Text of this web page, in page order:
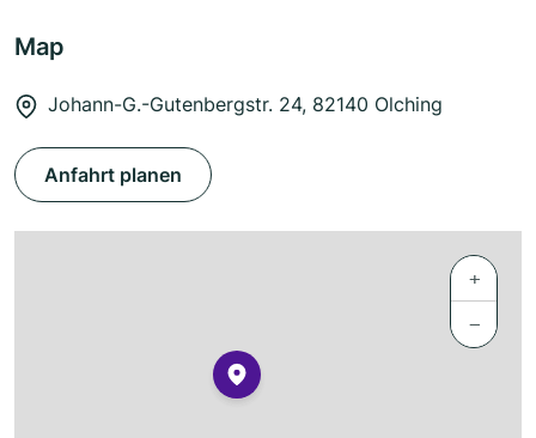
Map
Johann-G.-Gutenbergstr. 24, 82140 Olching
Anfahrt planen
+
−